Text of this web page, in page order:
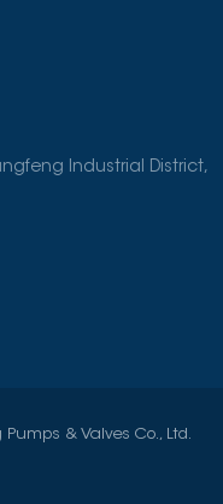
Industrial District,
& Valves Co., Ltd.